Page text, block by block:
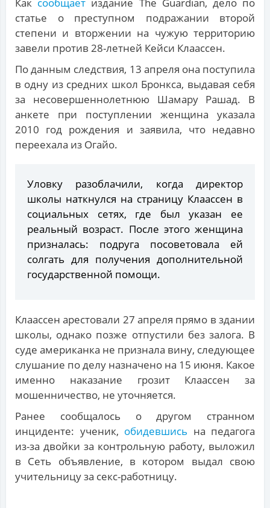
Как сообщает издание The Guardian, дело по
статье о преступном подражании второй
степени и вторжении на чужую территорию
завели против 28-летней Кейси Клаассен.
По данным следствия, 13 апреля она поступила
в одну из средних школ Бронкса, выдавая себя
за несовершеннолетнюю Шамару Рашад. В
анкете при поступлении женщина указала
2010 год рождения и заявила, что недавно
переехала из Огайо.
Уловку разоблачили, когда директор
школы наткнулся на страницу Клаассен в
социальных сетях, где был указан ее
реальный возраст. После этого женщина
призналась: подруга посоветовала ей
солгать для получения дополнительной
государственной помощи.
Клаассен арестовали 27 апреля прямо в здании
школы, однако позже отпустили без залога. В
суде американка не признала вину, следующее
слушание по делу назначено на 15 июня. Какое
именно наказание грозит Клаассен за
мошенничество, не уточняется.
Ранее сообщалось о другом странном
инциденте: ученик, обидевшись на педагога
из-за двойки за контрольную работу, выложил
в Сеть объявление, в котором выдал свою
учительницу за секс-работницу.